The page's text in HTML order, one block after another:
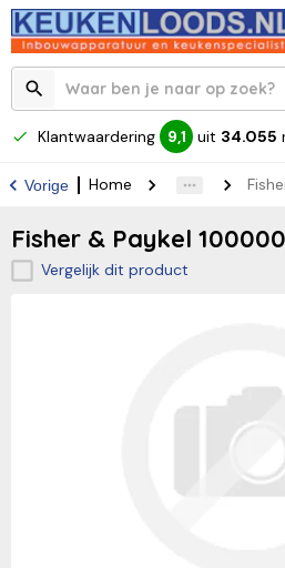
Klantwaardering 9,1 uit 34.055
Vorige Home
Fisher & Paykel
Vergelijk dit product